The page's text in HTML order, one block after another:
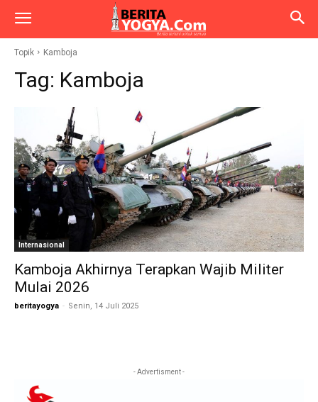
Topik Kamboja
Tag: Kamboja
Internasional
Kamboja Akhirnya Terapkan Wajib Militer
Mulai 2026
beritayogya - Senin, 14 Juli 2025
- Advertisment -